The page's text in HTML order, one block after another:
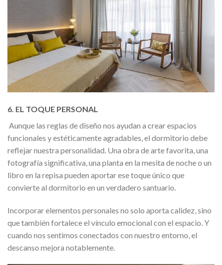
6. EL TOQUE PERSONAL
Aunque las reglas de diseño nos ayudan a crear espacios
funcionales y estéticamente agradables, el dormitorio debe
reflejar nuestra personalidad. Una obra de arte favorita, una
fotografía significativa, una planta en la mesita de noche o un
libro en la repisa pueden aportar ese toque único que
convierte al dormitorio en un verdadero santuario.
Incorporar elementos personales no solo aporta calidez, sino
que también fortalece el vínculo emocional con el espacio. Y
cuando nos sentimos conectados con nuestro entorno, el
descanso mejora notablemente.